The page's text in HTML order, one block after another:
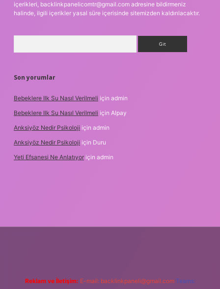
içerikleri, backlinkpanelicomtr@gmail.com adresine bildirmeniz
halinde, ilgili içerikler yasal süre içerisinde sitemizden kaldırılacaktır.
Son yorumlar
Bebeklere Ilk Su Nasıl Verilmeli için admin
Bebeklere Ilk Su Nasıl Verilmeli için Alpay
Anksiyöz Nedir Psikoloji için admin
Anksiyöz Nedir Psikoloji için Duru
Yeti Efsanesi Ne Anlatıyor için admin
Reklam ve İletişim: E-mail: backlinkpaneli@gmail.com Teams: